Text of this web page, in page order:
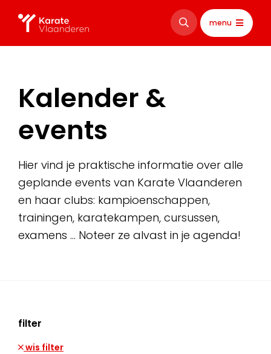
menu
Kalender &
events
Hier vind je praktische informatie over alle
geplande events van Karate Vlaanderen
en haar clubs: kampioenschappen,
trainingen, karatekampen, cursussen,
examens … Noteer ze alvast in je agenda!
filter
wis filter